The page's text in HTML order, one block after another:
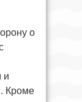
о
и
Кроме